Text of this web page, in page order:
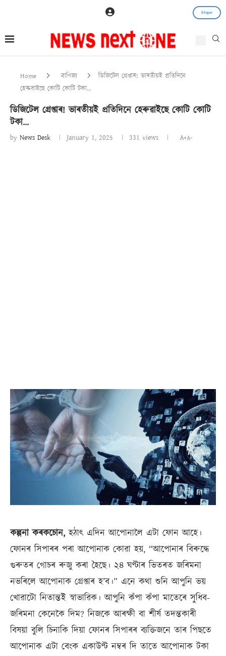
E-Paper
Home বাণিজ্য
ডিজিটেল গ্ৰেপ্তাৰ! ভাৰতীয়ই প্ৰতিদিনে
হেৰুৱাইছে কোটি কোটি টকা…
ডিজিটেল গ্ৰেপ্তাৰ! ভাৰতীয়ই প্ৰতিদিনে হেৰুৱাইছে কোটি কোটি
টকা…
by News Desk January 1, 2025 331 views A+A-
কল্পনা কৰকচোন, হঠাৎ এদিন আপোনালৈ এটা ফোন আহে।
ফোনৰ সিপাৰৰ পৰা আপোনাক কোৱা হয়, “আপোনাৰ বিৰুদ্ধে
গুৰুতৰ গোচৰ ৰুজু কৰা হৈছে। ২৪ ঘণ্টাৰ ভিতৰত জৰিমনা
নভৰিলে আপোনাক গ্ৰেপ্তাৰ হ’ব।” এনে কথা শুনি আপুনি ভয়
খোৱাটো নিতান্তই স্বাভাৱিক। আপুনি কঁপা কঁপা মাতেৰে সুধিব-
জৰিমনা কেনেকৈ দিম? নিজকে আৰক্ষী বা শীৰ্ষ তদন্তকাৰী
বিষয়া বুলি চিনাকি দিয়া ফোনৰ সিপাৰৰ ব্যক্তিজনে তাৰ পিছতে
আপোনাক এটা বেংক একাউণ্ট নম্বৰ দি তাতে আপোনাক টকা